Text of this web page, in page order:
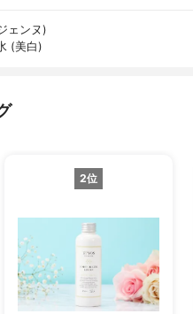
ェンヌ)
(美白)
2位